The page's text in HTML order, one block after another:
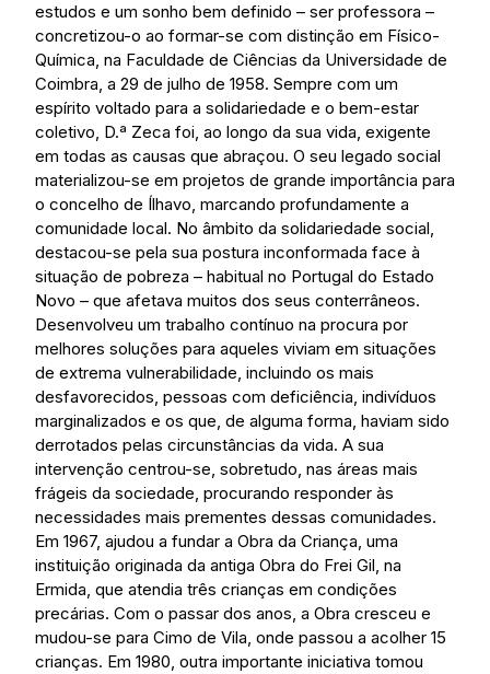
estudos e um sonho bem definido – ser professora –
concretizou-o ao formar-se com distinção em Físico-
Química, na Faculdade de Ciências da Universidade de
Coimbra, a 29 de julho de 1958. Sempre com um
espírito voltado para a solidariedade e o bem-estar
coletivo, D.ª Zeca foi, ao longo da sua vida, exigente
em todas as causas que abraçou. O seu legado social
materializou-se em projetos de grande importância para
o concelho de Ílhavo, marcando profundamente a
comunidade local. No âmbito da solidariedade social,
destacou-se pela sua postura inconformada face à
situação de pobreza – habitual no Portugal do Estado
Novo – que afetava muitos dos seus conterrâneos.
Desenvolveu um trabalho contínuo na procura por
melhores soluções para aqueles viviam em situações
de extrema vulnerabilidade, incluindo os mais
desfavorecidos, pessoas com deficiência, indivíduos
marginalizados e os que, de alguma forma, haviam sido
derrotados pelas circunstâncias da vida. A sua
intervenção centrou-se, sobretudo, nas áreas mais
frágeis da sociedade, procurando responder às
necessidades mais prementes dessas comunidades.
Em 1967, ajudou a fundar a Obra da Criança, uma
instituição originada da antiga Obra do Frei Gil, na
Ermida, que atendia três crianças em condições
precárias. Com o passar dos anos, a Obra cresceu e
mudou-se para Cimo de Vila, onde passou a acolher 15
crianças. Em 1980, outra importante iniciativa tomou